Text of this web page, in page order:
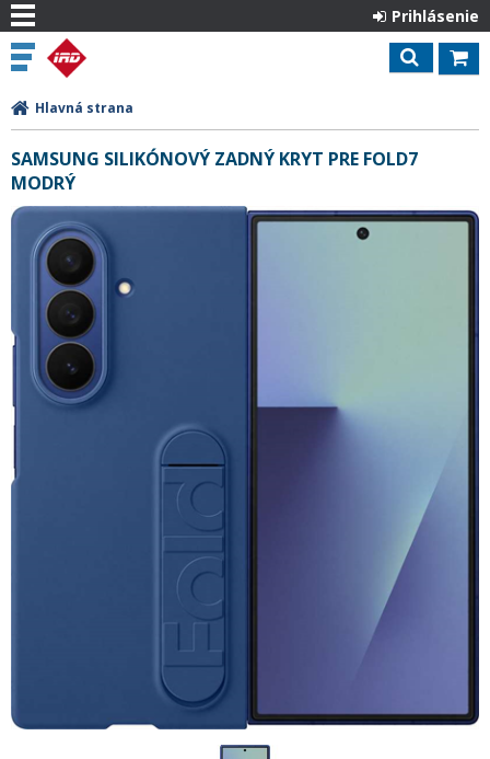
Prihlásenie
Hlavná strana
SAMSUNG SILIKÓNOVÝ ZADNÝ KRYT PRE FOLD7
MODRÝ